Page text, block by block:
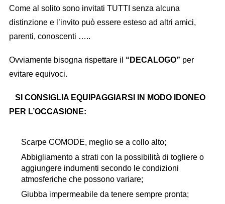
Come al solito sono invitati TUTTI senza alcuna
distinzione e l’invito può essere esteso ad altri amici,
parenti, conoscenti …..
Ovviamente bisogna rispettare il “DECALOGO” per
evitare equivoci.
SI CONSIGLIA EQUIPAGGIARSI IN MODO IDONEO
PER L’OCCASIONE:
Scarpe COMODE, meglio se a collo alto;
Abbigliamento a strati con la possibilità di togliere o
aggiungere indumenti secondo le condizioni
atmosferiche che possono variare;
Giubba impermeabile da tenere sempre pronta;